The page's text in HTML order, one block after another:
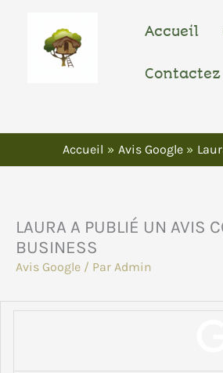
Contenu
Accueil
Contactez
Accueil Avis Google
LAURA A PUBLIÉ UN AVIS
BUSINESS
Avis Google / Par Admin